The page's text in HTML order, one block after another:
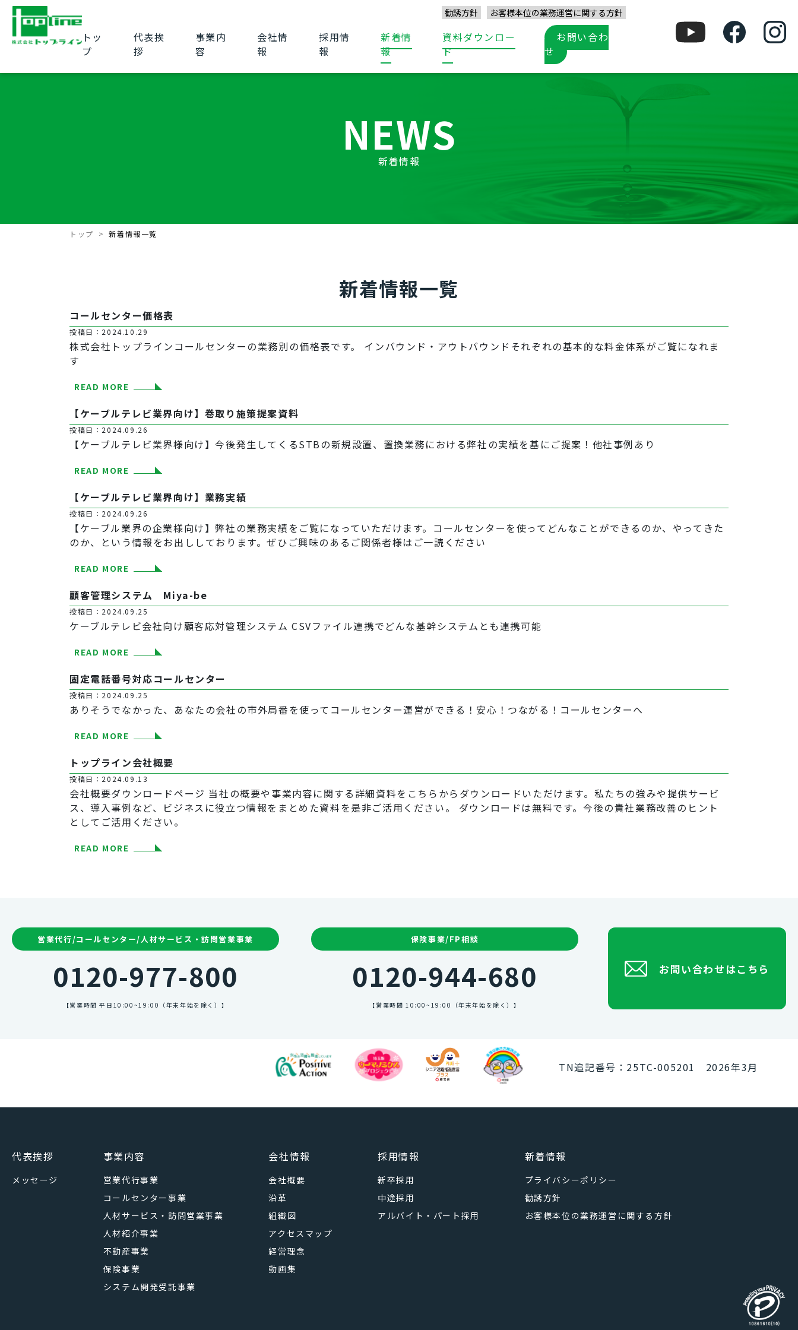
勧誘方針 お客様本位の業務運営に関する方針
トッ
プ
代表挨
拶
事業内
容
会社情
報
採用情
報
新着情
報
資料ダウンロー
ド
お問い合わ
せ
NEWS
新着情報
トップ 新着情報一覧
新着情報一覧
コールセンター価格表
投稿日：2024.10.29
株式会社トップラインコールセンターの業務別の価格表です。 インバウンド・アウトバウンドそれぞれの基本的な料金体系がご覧になれま
す
READ MORE
【ケーブルテレビ業界向け】巻取り施策提案資料
投稿日：2024.09.26
【ケーブルテレビ業界様向け】今後発生してくるSTBの新規設置、置換業務における弊社の実績を基にご提案！他社事例あり
READ MORE
【ケーブルテレビ業界向け】業務実績
投稿日：2024.09.26
【ケーブル業界の企業様向け】弊社の業務実績をご覧になっていただけます。コールセンターを使ってどんなことができるのか、やってきた
のか、という情報をお出ししております。ぜひご興味のあるご関係者様はご一読ください
READ MORE
顧客管理システム Miya-be
投稿日：2024.09.25
ケーブルテレビ会社向け顧客応対管理システム CSVファイル連携でどんな基幹システムとも連携可能
READ MORE
固定電話番号対応コールセンター
投稿日：2024.09.25
ありそうでなかった、あなたの会社の市外局番を使ってコールセンター運営ができる！安心！つながる！コールセンターへ
READ MORE
トップライン会社概要
投稿日：2024.09.13
会社概要ダウンロードページ 当社の概要や事業内容に関する詳細資料をこちらからダウンロードいただけます。私たちの強みや提供サービ
ス、導入事例など、ビジネスに役立つ情報をまとめた資料を是非ご活用ください。 ダウンロードは無料です。今後の貴社業務改善のヒント
としてご活用ください。
READ MORE
営業代行/コールセンター/人材サービス・訪問営業事業
0120-977-800
【営業時間 平日10:00~19:00（年末年始を除く）】
保険事業/FP相談
0120-944-680
【営業時間 10:00~19:00（年末年始を除く）】
お問い合わせはこちら
TN追記番号：25TC-005201 2026年3月
代表挨拶
メッセージ
事業内容
営業代行事業
コールセンター事業
人材サービス・訪問営業事業
人材紹介事業
不動産事業
保険事業
システム開発受託事業
会社情報
会社概要
沿革
組織図
アクセスマップ
経営理念
動画集
採用情報
新卒採用
中途採用
アルバイト・パート採用
新着情報
プライバシーポリシー
勧誘方針
お客様本位の業務運営に関する方針